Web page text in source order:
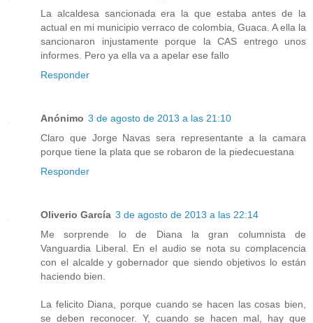
La alcaldesa sancionada era la que estaba antes de la
actual en mi municipio verraco de colombia, Guaca. A ella la
sancionaron injustamente porque la CAS entrego unos
informes. Pero ya ella va a apelar ese fallo
Responder
Anónimo 3 de agosto de 2013 a las 21:10
Claro que Jorge Navas sera representante a la camara
porque tiene la plata que se robaron de la piedecuestana
Responder
Oliverio García 3 de agosto de 2013 a las 22:14
Me sorprende lo de Diana la gran columnista de
Vanguardia Liberal. En el audio se nota su complacencia
con el alcalde y gobernador que siendo objetivos lo están
haciendo bien.
La felicito Diana, porque cuando se hacen las cosas bien,
se deben reconocer. Y, cuando se hacen mal, hay que